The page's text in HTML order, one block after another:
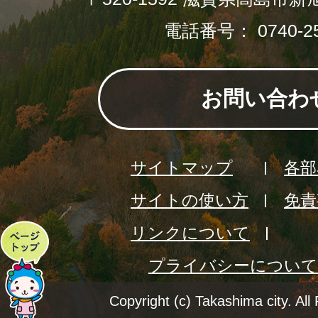
ペ
ー
ジ
電話番号： 0740-
お問い合わ
サイトマップ
各
サイトの使い方
免
リンクについて
プライバシーについて
Copyright (c) Takashima city. All